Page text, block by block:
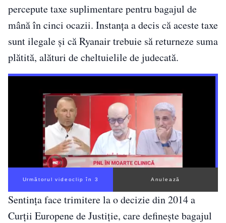
percepute taxe suplimentare pentru bagajul de
mână în cinci ocazii. Instanța a decis că aceste taxe
sunt ilegale și că Ryanair trebuie să returneze suma
plătită, alături de cheltuielile de judecată.
Următorul videoclip în 2 Anulează
Sentința face trimitere la o decizie din 2014 a
Curții Europene de Justiție, care definește bagajul